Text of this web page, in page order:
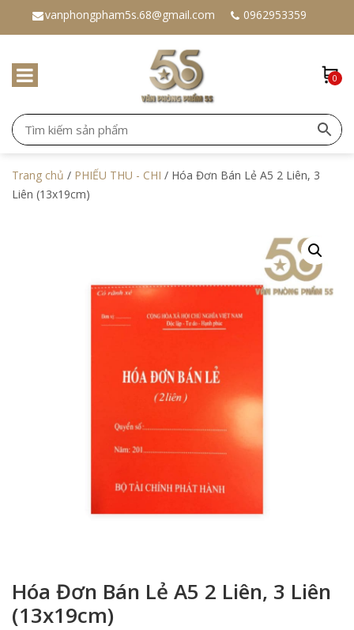
vanphongpham5s.68@gmail.com 0962953359
0
Trang chủ / PHIẾU THU - CHI / Hóa Đơn Bán Lẻ A5 2 Liên, 3
Liên (13x19cm)
Hóa Đơn Bán Lẻ A5 2 Liên, 3 Liên
(13x19cm)